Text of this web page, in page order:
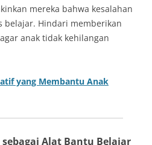
mereka bahwa kesalahan
belajar. Hindari memberikan
anak tidak kehilangan
yang Membantu Anak
Alat Bantu Belajar